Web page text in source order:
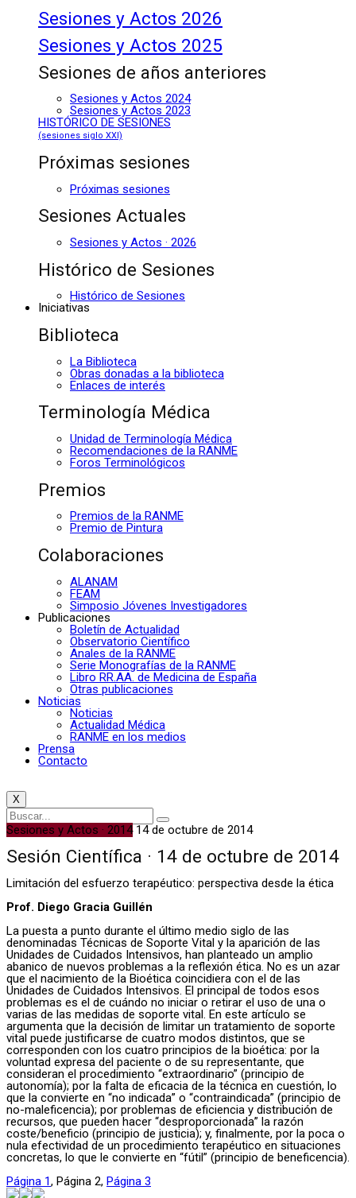
Sesiones y Actos 2026
Sesiones y Actos 2025
Sesiones de años anteriores
Sesiones y Actos 2024
Sesiones y Actos 2023
HISTÓRICO DE SESIONES
(sesiones siglo XXI)
Próximas sesiones
Próximas sesiones
Sesiones Actuales
Sesiones y Actos · 2026
Histórico de Sesiones
Histórico de Sesiones
Iniciativas
Biblioteca
La Biblioteca
Obras donadas a la biblioteca
Enlaces de interés
Terminología Médica
Unidad de Terminología Médica
Recomendaciones de la RANME
Foros Terminológicos
Premios
Premios de la RANME
Premio de Pintura
Colaboraciones
ALANAM
FEAM
Simposio Jóvenes Investigadores
Publicaciones
Boletín de Actualidad
Observatorio Científico
Anales de la RANME
Serie Monografías de la RANME
Libro RR.AA. de Medicina de España
Otras publicaciones
Noticias
Noticias
Actualidad Médica
RANME en los medios
Prensa
Contacto
X
Sesiones y Actos · 2014 14 de octubre de 2014
Sesión Científica · 14 de octubre de 2014
Limitación del esfuerzo terapéutico: perspectiva desde la ética
Prof. Diego Gracia Guillén
La puesta a punto durante el último medio siglo de las
denominadas Técnicas de Soporte Vital y la aparición de las
Unidades de Cuidados Intensivos, han planteado un amplio
abanico de nuevos problemas a la reflexión ética. No es un azar
que el nacimiento de la Bioética coincidiera con el de las
Unidades de Cuidados Intensivos. El principal de todos esos
problemas es el de cuándo no iniciar o retirar el uso de una o
varias de las medidas de soporte vital. En este artículo se
argumenta que la decisión de limitar un tratamiento de soporte
vital puede justificarse de cuatro modos distintos, que se
corresponden con los cuatro principios de la bioética: por la
voluntad expresa del paciente o de su representante, que
consideran el procedimiento “extraordinario” (principio de
autonomía); por la falta de eficacia de la técnica en cuestión, lo
que la convierte en “no indicada” o “contraindicada” (principio de
no-maleficencia); por problemas de eficiencia y distribución de
recursos, que pueden hacer “desproporcionada” la razón
coste/beneficio (principio de justicia); y, finalmente, por la poca o
nula efectividad de un procedimiento terapéutico en situaciones
concretas, lo que le convierte en “fútil” (principio de beneficencia).
Página 1, Página 2, Página 3